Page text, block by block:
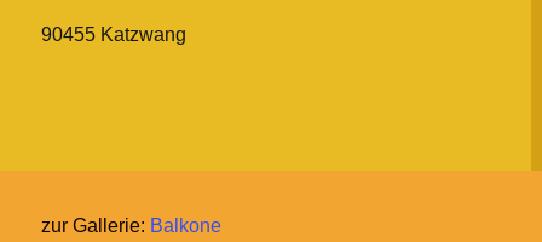
90455 Katzwang
zur Gallerie: Balkone